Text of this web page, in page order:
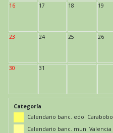
16 17 18 19
23 24 25 26
30 31
Categoría
Calendario banc. edo. Carabobo
Calendario banc. mun. Valencia